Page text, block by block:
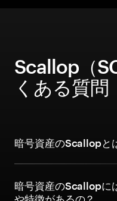
Scallop（
くある質問
暗号資産のScallopと
暗号資産のScallopに
や特徴があるの？